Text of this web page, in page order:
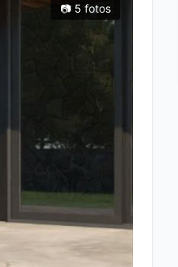
📷 5 fotos